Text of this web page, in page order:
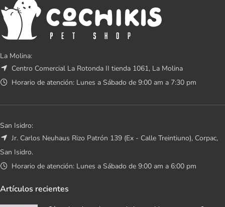
La Molina:
Centro Comercial La Rotonda II tienda 1061, La Molina
Horario de atención: Lunes a Sábado de 9:00 am a 7:30 pm
San Isidro:
Jr. Carlos Neuhaus Rizo Patrón 139 (Ex - Calle Treintiuno), Corpac,
San Isidro.
Horario de atención: Lunes a Sábado de 9:00 am a 6:00 pm
Artículos recientes